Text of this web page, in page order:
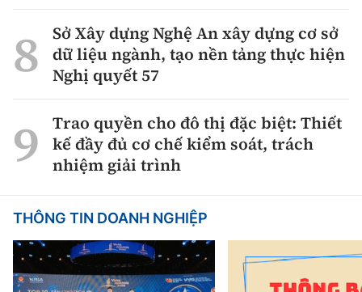
Sở Xây dựng Nghệ An xây dựng cơ sở
dữ liệu ngành, tạo nền tảng thực hiện
Nghị quyết 57
Trao quyền cho đô thị đặc biệt: Thiết
kế đầy đủ cơ chế kiểm soát, trách
nhiệm giải trình
THÔNG TIN DOANH NGHIỆP